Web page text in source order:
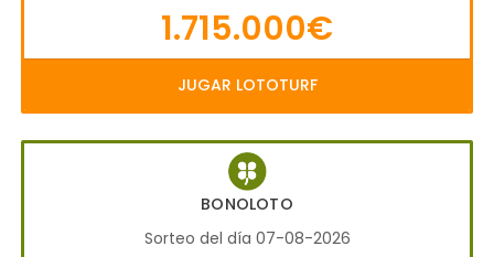
1.715.000€
JUGAR LOTOTURF
BONOLOTO
Sorteo del día 07-08-2026